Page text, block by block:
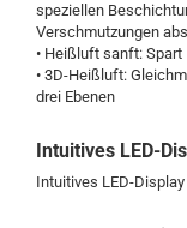
speziellen
Verschmutzungen
• Heißluft sanft: Spart
• 3D-Heißluft:
drei Ebenen
Intuitives LED-
Intuitives LED-